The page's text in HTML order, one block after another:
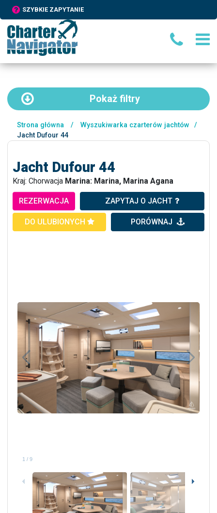
SZYBKIE ZAPYTANIE
Pokaż filtry
Strona główna / Wyszukiwarka czarterów jachtów
/
Jacht Dufour 44
Jacht Dufour 44
Kraj: Chorwacja Marina: Marina, Marina Agana
REZERWACJA ZAPYTAJ O JACHT
DO ULUBIONYCH PORÓWNAJ
1 / 9